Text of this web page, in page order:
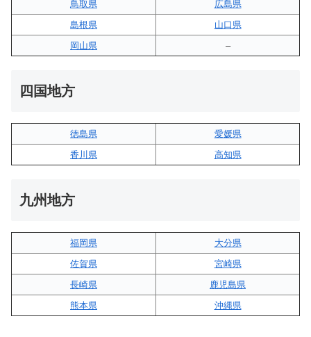
鳥取県
広島県
島根県
山口県
岡山県
–
四国地方
徳島県
愛媛県
香川県
高知県
九州地方
福岡県
大分県
佐賀県
宮崎県
長崎県
鹿児島県
熊本県
沖縄県